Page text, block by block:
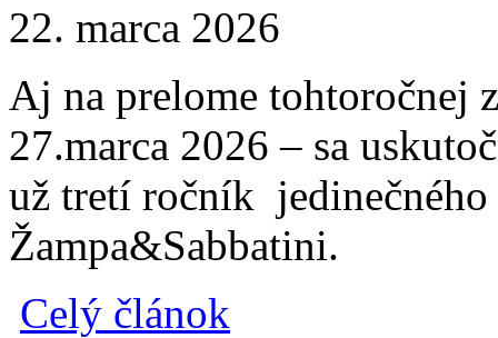
22. marca 2026
Aj na prelome tohtoročnej
27.marca 2026 – sa
už tretí ročník
Žampa&Sabbatini.
Celý článok